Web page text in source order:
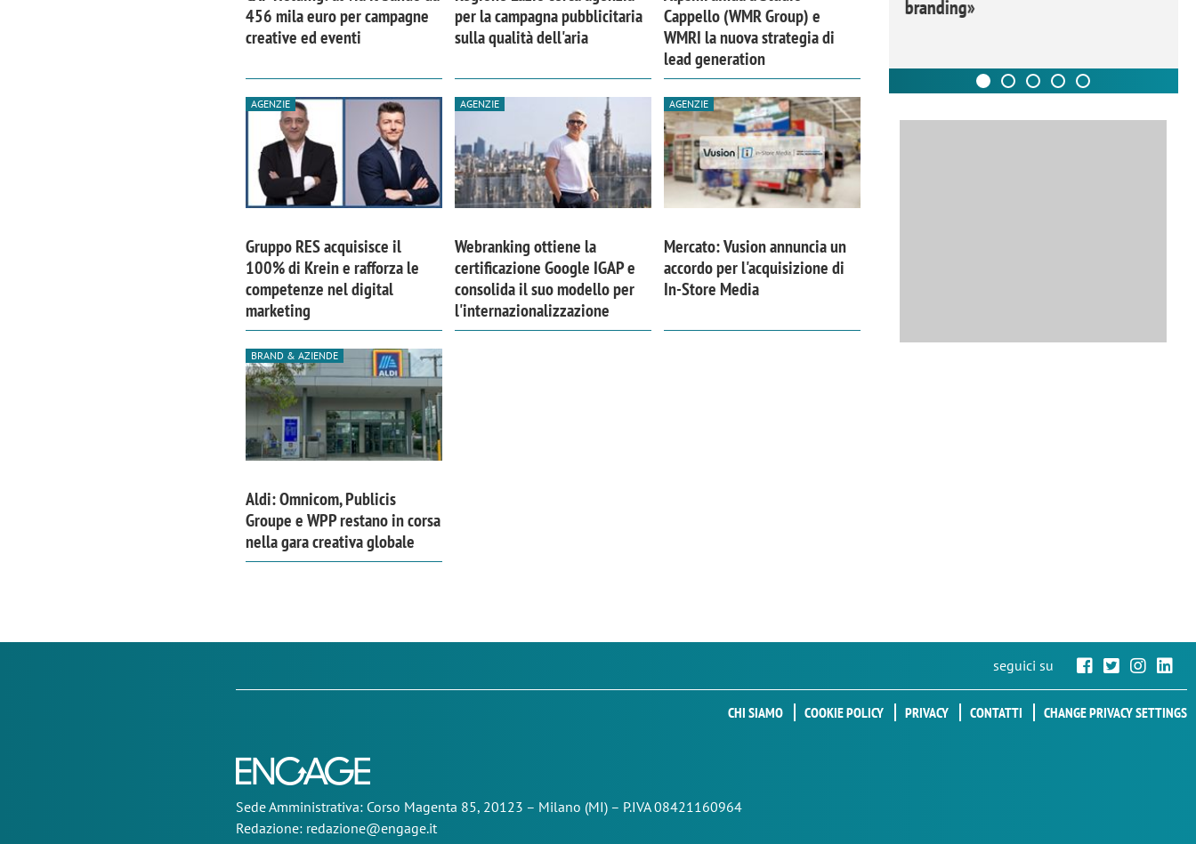
456 mila euro per campagne
creative ed eventi
per la campagna pubblicitaria
sulla qualità dell'aria
Cappello (WMR Group) e
WMRI la nuova strategia di
lead generation
AGENZIE
Gruppo RES acquisisce il
100% di Krein e rafforza le
competenze nel digital
marketing
AGENZIE
Webranking ottiene la
certificazione Google IGAP e
consolida il suo modello per
l'internazionalizzazione
AGENZIE
Mercato: Vusion annuncia un
accordo per l'acquisizione di
In-Store Media
BRAND & AZIENDE
Aldi: Omnicom, Publicis
Groupe e WPP restano in corsa
nella gara creativa globale
«Marketing e prodotto devono
amplificare il talento»
fenomeni: bisogna comprenderli e
tradurli in azioni»
branding»
seguici su
CHI SIAMO COOKIE POLICY PRIVACY CONTATTI CHANGE PRIVACY SETTINGS
SedeAmministrativa: Corso Magenta 85, 20123 – Milano (MI) – P.IVA 08421160964
Redazione: redazione@engage.it